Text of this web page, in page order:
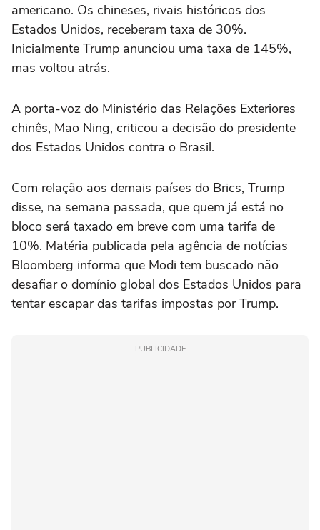
americano. Os chineses, rivais históricos dos
Estados Unidos, receberam taxa de 30%.
Inicialmente Trump anunciou uma taxa de 145%,
mas voltou atrás.
A porta-voz do Ministério das Relações Exteriores
chinês, Mao Ning, criticou a decisão do presidente
dos Estados Unidos contra o Brasil.
Com relação aos demais países do Brics, Trump
disse, na semana passada, que quem já está no
bloco será taxado em breve com uma tarifa de
10%. Matéria publicada pela agência de notícias
Bloomberg informa que Modi tem buscado não
desafiar o domínio global dos Estados Unidos para
tentar escapar das tarifas impostas por Trump.
PUBLICIDADE